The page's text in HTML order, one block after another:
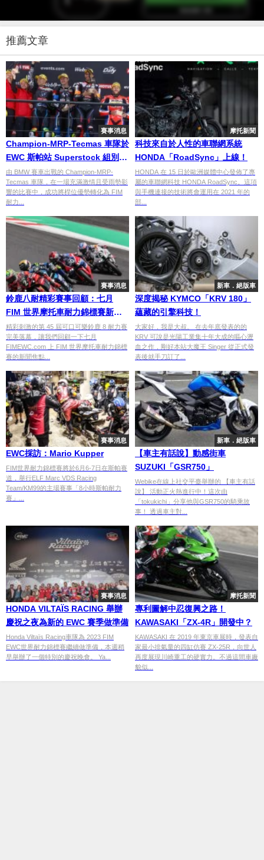
推薦文章
賽事消息
Champion-MRP-Tecmas 車隊於
EWC 斯帕站 Superstock 組別成
功奪魁
由 BMW 賽車出戰的 Champion-MRP-
Tecmas 車隊，在一場充滿激情且受雨勢影
響的比賽中，成功將桿位優勢轉化為 FIM
耐力...
摩托新聞
科技來自於人性的車聯網系統
HONDA「RoadSync」上線！
HONDA 在 15 日於歐洲媒體中心發佈了專
屬的車聯網科技 HONDA RoadSync。這項
與手機連接的技術將會運用在 2021 年的
部...
賽事消息
鈴鹿八耐精彩賽事回顧：七月
FIM 世界摩托車耐力錦標賽新聞
精華
精彩刺激的第 45 屆可口可樂鈴鹿 8 耐力賽
完美落幕，讓我們回顧一下七月
FIMEWC.com 上 FIM 世界摩托車耐力錦標
賽的新聞焦點...
新車．絕版車
深度揭秘 KYMCO「KRV 180」
蘊藏的引擎科技！
大家好，我是大叔。 在去年底發表的的
KRV 可說是光陽工業集十年大成的嘔心瀝
血之作，剛好本站大魔王 Singer 從正式發
表後就手刀訂了...
賽事消息
EWC採訪：Mario Kupper
FIM世界耐力錦標賽將於6月6-7日在斯帕賽
道，舉行ELF Marc VDS Racing
Team/KM99的主場賽事「8小時斯帕耐力
賽」...
新車．絕版車
【車主有話說】動感街車
SUZUKI「GSR750」
Webike在線上社交平臺舉辦的 【車主有話
說】 活動正火熱進行中！這次由
「tokukichi」分享他與GSR750的騎乘故
事！ 透過車主對...
賽事消息
HONDA VILTAÏS RACING 舉辦
慶祝之夜為新的 EWC 賽季做準備
Honda Viltaïs Racing車隊為 2023 FIM
EWC世界耐力錦標賽繼續做準備，本週稍
早舉辦了一個特別的慶祝晚會。 Ya...
摩托新聞
專利圖解中忍復興之路！
KAWASAKI「ZX-4R」開發中？
KAWASAKI 在 2019 年東京車展時，發表自
家最小排氣量的四缸仿賽 ZX-25R，向世人
再度展現川崎重工的硬實力。不過這間車廠
貌似...